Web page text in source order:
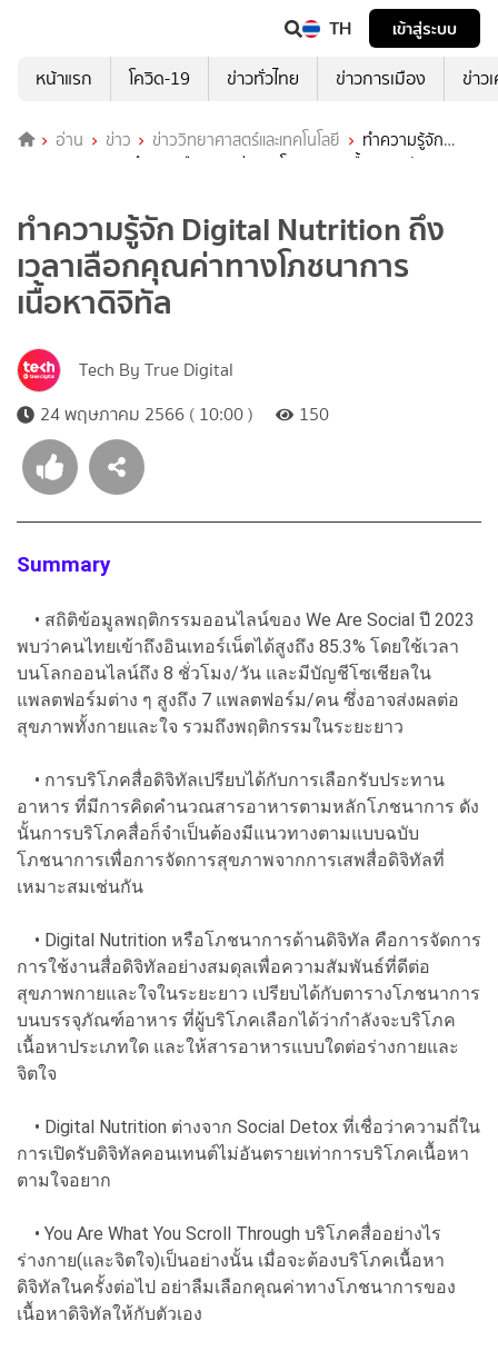
TH
เข้าสู่ระบบ
หน้าแรก
โควิด-19 ข่าวทั่วไทย ข่าวการเมือง ข่าว
อ่าน ข่าว ข่าววิทยาศาสตร์และเทคโนโลยี
ทำความรู้จัก
Digital Nutrition ถึงเวลาเลือกคุณค่าทางโภชนาการเนื้อหาดิจิทัล
ทำความรู้จัก Digital Nutrition ถึง
เวลาเลือกคุณค่าทางโภชนาการ
เนื้อหาดิจิทัล
Tech By True Digital
24 พฤษภาคม 2566 ( 10:00 )
150
Summary
• สถิติข้อมูลพฤติกรรมออนไลน์ของ We Are Social ปี 2023
พบว่าคนไทยเข้าถึงอินเทอร์เน็ตได้สูงถึง 85.3% โดยใช้เวลา
บนโลกออนไลน์ถึง 8 ชั่วโมง/วัน และมีบัญชีโซเชียลใน
แพลตฟอร์มต่าง ๆ สูงถึง 7 แพลตฟอร์ม/คน ซึ่งอาจส่งผลต่อ
สุขภาพทั้งกายและใจ รวมถึงพฤติกรรมในระยะยาว
• การบริโภคสื่อดิจิทัลเปรียบได้กับการเลือกรับประทาน
อาหาร ที่มีการคิดคำนวณสารอาหารตามหลักโภชนาการ ดัง
นั้นการบริโภคสื่อก็จำเป็นต้องมีแนวทางตามแบบฉบับ
โภชนาการเพื่อการจัดการสุขภาพจากการเสพสื่อดิจิทัลที่
เหมาะสมเช่นกัน
• Digital Nutrition หรือโภชนาการด้านดิจิทัล คือการจัดการ
การใช้งานสื่อดิจิทัลอย่างสมดุลเพื่อความสัมพันธ์ที่ดีต่อ
สุขภาพกายและใจในระยะยาว เปรียบได้กับตารางโภชนาการ
บนบรรจุภัณฑ์อาหาร ที่ผู้บริโภคเลือกได้ว่ากำลังจะบริโภค
เนื้อหาประเภทใด และให้สารอาหารแบบใดต่อร่างกายและ
จิตใจ
• Digital Nutrition ต่างจาก Social Detox ที่เชื่อว่าความถี่ใน
การเปิดรับดิจิทัลคอนเทนต์ไม่อันตรายเท่าการบริโภคเนื้อหา
ตามใจอยาก
• You Are What You Scroll Through บริโภคสื่ออย่างไร
ร่างกาย(และจิตใจ)เป็นอย่างนั้น เมื่อจะต้องบริโภคเนื้อหา
ดิจิทัลในครั้งต่อไป อย่าลืมเลือกคุณค่าทางโภชนาการของ
เนื้อหาดิจิทัลให้กับตัวเอง